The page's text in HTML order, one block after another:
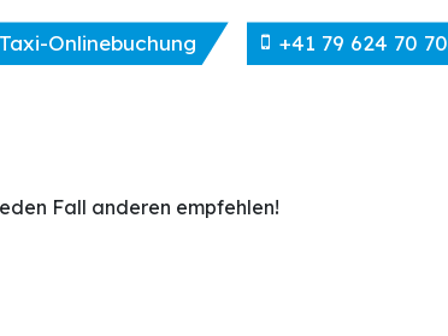
Taxi-Onlinebuchung +41 79 624 70 70
Fall anderen empfehlen!